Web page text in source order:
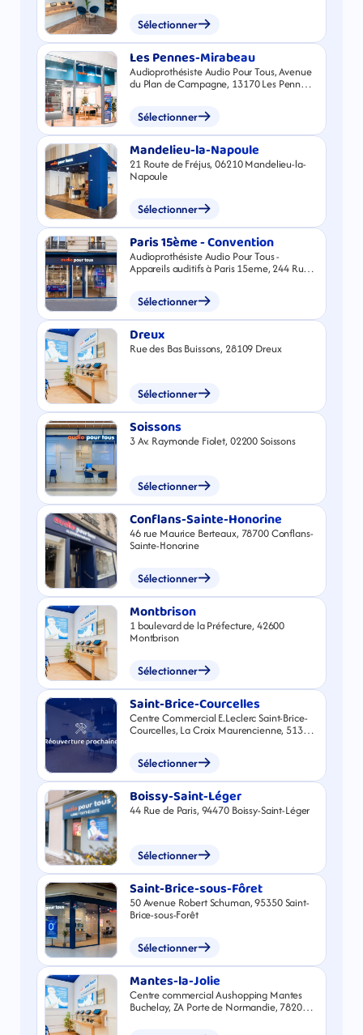
Sélectionner
Les Pennes-Mirabeau
Audioprothésiste Audio Pour Tous, Avenue
du Plan de Campagne, 13170 Les Pennes-
Sélectionner
Mandelieu-la-Napoule
21 Route de Fréjus, 06210 Mandelieu-la-
Napoule
Sélectionner
Paris 15ème - Convention
Audioprothésiste Audio Pour Tous -
Appareils auditifs à Paris 15eme, 244 Rue
Sélectionner
Dreux
Rue des Bas Buissons, 28109 Dreux
Sélectionner
Soissons
3 Av. Raymonde Fiolet, 02200 Soissons
Sélectionner
Conflans-Sainte-Honorine
46 rue Maurice Berteaux, 78700 Conflans-
Sainte-Honorine
Sélectionner
Montbrison
1 boulevard de la Préfecture, 42600
Montbrison
Sélectionner
Saint-Brice-Courcelles
Centre Commercial E.Leclerc Saint-Brice-
Courcelles, La Croix Maurencienne, 51370
Sélectionner
Boissy-Saint-Léger
44 Rue de Paris, 94470 Boissy-Saint-Léger
Sélectionner
Saint-Brice-sous-Fôret
50 Avenue Robert Schuman, 95350 Saint-
Brice-sous-Forêt
Sélectionner
Mantes-la-Jolie
Centre commercial Aushopping Mantes
Buchelay, ZA Porte de Normandie, 78200